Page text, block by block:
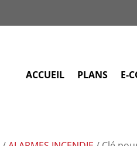
ACCUEIL PLANS E-